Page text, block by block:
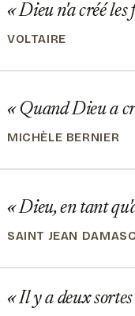
Dieu n'a créé les
VOLTAIRE
Quand Dieu a
MICHÈLE BERNIER
Dieu, en tant
SAINT JEAN
Il y a deux sortes